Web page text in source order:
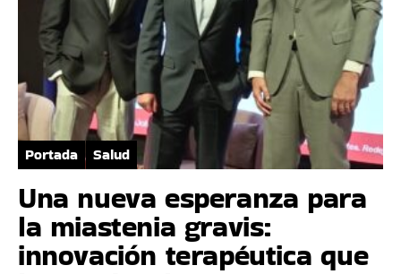
Portada Salud
Una nueva esperanza para
la miastenia gravis:
innovación terapéutica que